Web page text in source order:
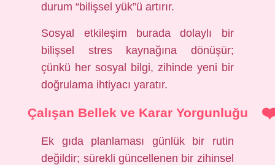
durum “bilişsel yük”ü artırır.
Sosyal etkileşim burada dolaylı bir
bilişsel stres kaynağına dönüşür;
çünkü her sosyal bilgi, zihinde yeni bir
doğrulama ihtiyacı yaratır.
Çalışan Bellek ve Karar Yorgunluğu
Ek gıda planlaması günlük bir rutin
değildir; sürekli güncellenen bir zihinsel